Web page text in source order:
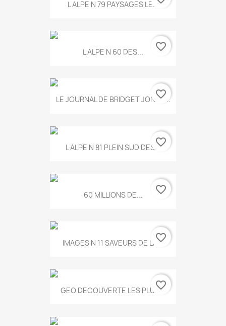
L ALPE N 79 PAYSAGES LE...
L ALPE N 60 DES... favorite_border
LE JOURNAL DE BRIDGET JONES...
favorite_border
L ALPE N 81 PLEIN SUD DES...favorite_border
60 MILLIONS DE... favorite_border
IMAGES N 11 SAVEURS DE LA...
favorite_border
GEO DECOUVERTE LES PLUS...
favorite_border